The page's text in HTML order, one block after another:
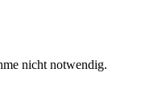
nicht notwendig.